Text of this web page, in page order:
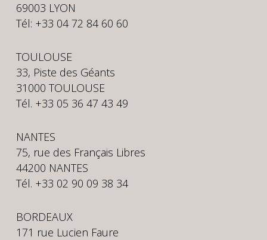
69003 LYON
Tél: +33 04 72 84 60 60
TOULOUSE
33, Piste des Géants
31000 TOULOUSE
Tél. +33 05 36 47 43 49
NANTES
75, rue des Français Libres
44200 NANTES
Tél. +33 02 90 09 38 34
BORDEAUX
171 rue Lucien Faure